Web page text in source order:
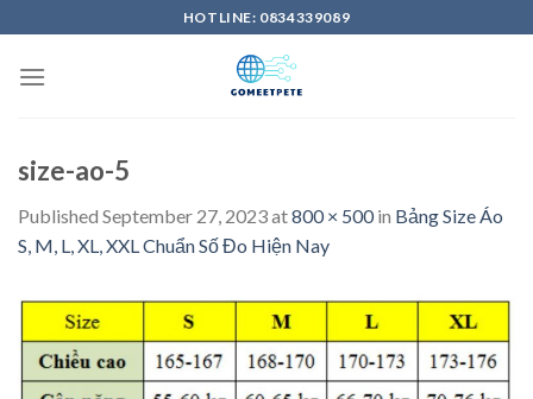
content
HOTLINE: 0834339089
size-ao-5
Published September 27, 2023at800 × 500in Bảng Size Áo
S, M, L, XL, XXL Chuẩn Số Đo Hiện Nay